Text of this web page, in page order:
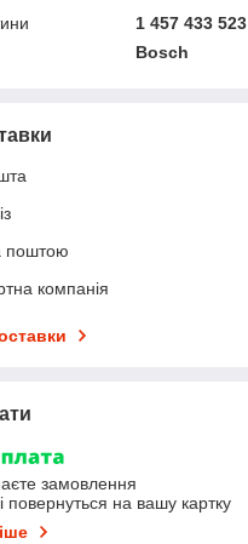
1 457 433 523
Bosch
поштою
компанія
замовлення
повернуться на вашу картку